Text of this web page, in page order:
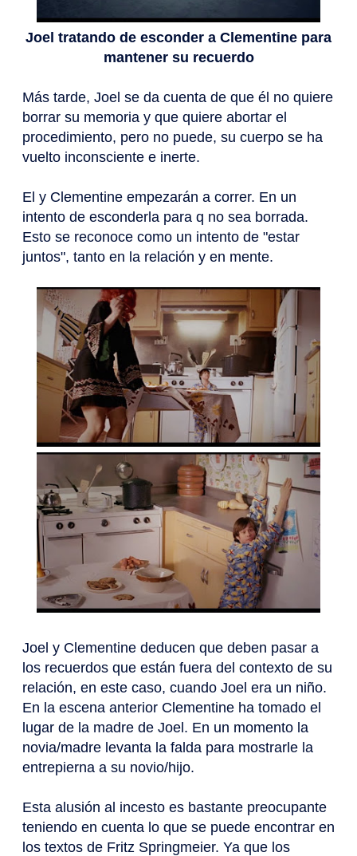
Joel tratando de esconder a Clementine para
mantener su recuerdo
Más tarde, Joel se da cuenta de que él no quiere
borrar su memoria y que quiere abortar el
procedimiento, pero no puede, su cuerpo se ha
vuelto inconsciente e inerte.
El y Clementine empezarán a correr. En un
intento de esconderla para q no sea borrada.
Esto se reconoce como un intento de "estar
juntos", tanto en la relación y en mente.
Joel y Clementine deducen que deben pasar a
los recuerdos que están fuera del contexto de su
relación, en este caso, cuando Joel era un niño.
En la escena anterior Clementine ha tomado el
lugar de la madre de Joel. En un momento la
novia/madre levanta la falda para mostrarle la
entrepierna a su novio/hijo.
Esta alusión al incesto es bastante preocupante
teniendo en cuenta lo que se puede encontrar en
los textos de Fritz Springmeier. Ya que los